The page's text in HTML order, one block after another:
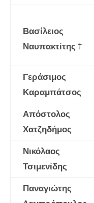
Βασίλειος
Ναυπακτίτης †
Γεράσιμος
Καραμπάτσος
Απόστολος
Χατζηδήμος
Νικόλαος
Τσιμενίδης
Παναγιώτης